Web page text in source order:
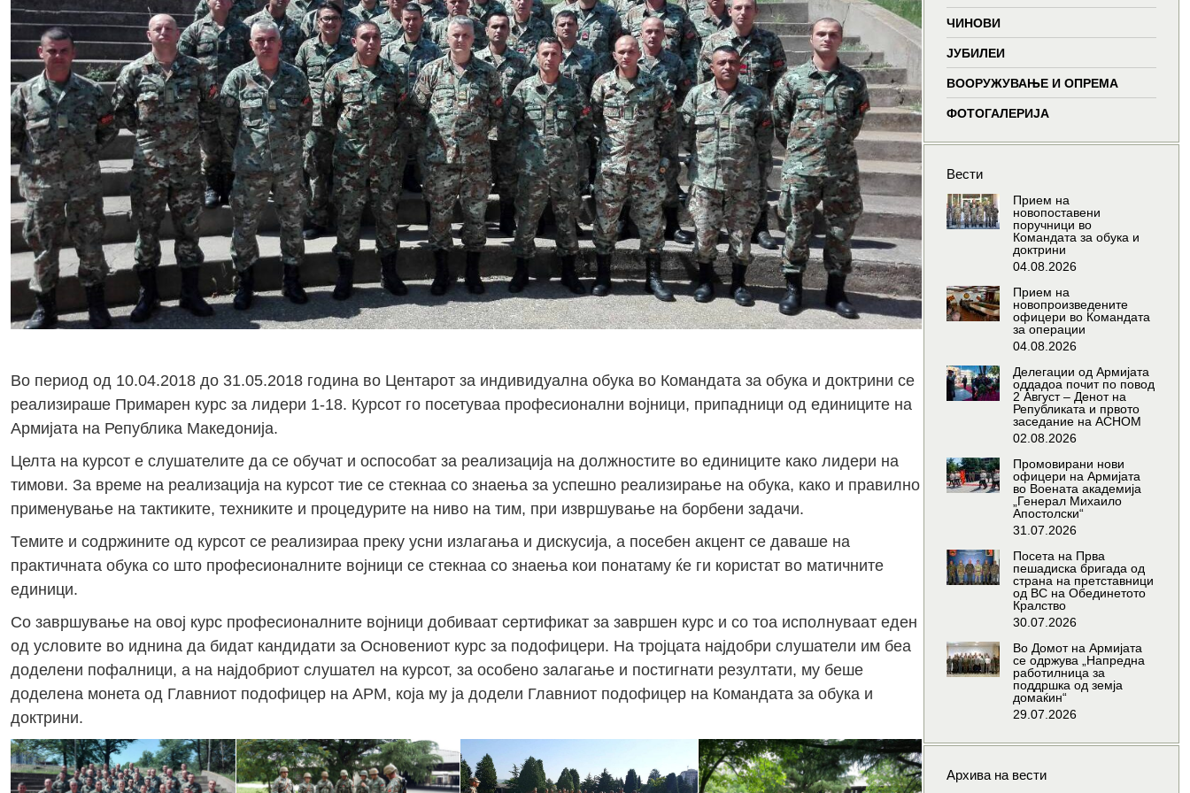
windowwindowwindow
Во период од 10.04.2018 до 31.05.2018 година во Центарот за индивидуална обука во Командата за обука и доктрини се
реализираше Примарен курс за лидери 1-18. Курсот го посетуваа професионални војници, припадници од единиците на
Армијата на Република Македонија.
Целта на курсот е слушателите да се обучат и оспособат за реализација на должностите во единиците како лидери на
тимови. За време на реализација на курсот тие се стекнаа со знаења за успешно реализирање на обука, како и правилно
применување на тактиките, техниките и процедурите на ниво на тим, при извршување на борбени задачи.
Темите и содржините од курсот се реализираа преку усни излагања и дискусија, а посебен акцент се даваше на
практичната обука со што професионалните војници се стекнаа со знаења кои понатаму ќе ги користат во матичните
единици.
Со завршување на овој курс професионалните војници добиваат сертификат за завршен курс и со тоа исполнуваат еден
од условите во иднина да бидат кандидати за Основениот курс за подофицери. На тројцата најдобри слушатели им беа
доделени пофалници, а на најдобриот слушател на курсот, за особено залагање и постигнати резултати, му беше
доделена монета од Главниот подофицер на АРМ, која му ја додели Главниот подофицер на Командата за обука и
доктрини.
ЧИНОВИ
ЈУБИЛЕИ
ВООРУЖУВАЊЕ И ОПРЕМА
ФОТОГАЛЕРИЈА
Вести
Прием на
новопоставени
поручници во
Командата за обука и
доктрини
04.08.2026
Прием на
новопроизведените
офицери во Командата
за операции
04.08.2026
Делегации од Армијата
оддадоа почит по повод
2 Август – Денот на
Републиката и првото
заседание на АСНОМ
02.08.2026
Промовирани нови
офицери на Армијата
во Воената академија
„Генерал Михаило
Апостолски“
31.07.2026
Посета на Прва
пешадиска бригада од
страна на претставници
од ВС на Обединетото
Кралство
30.07.2026
Во Домот на Армијата
се одржува „Напредна
работилница за
поддршка од земја
домаќин“
29.07.2026
Архива на вести